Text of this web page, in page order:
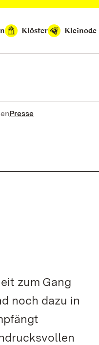
Klöster Kleinode
Presse
zum Gang
noch dazu in